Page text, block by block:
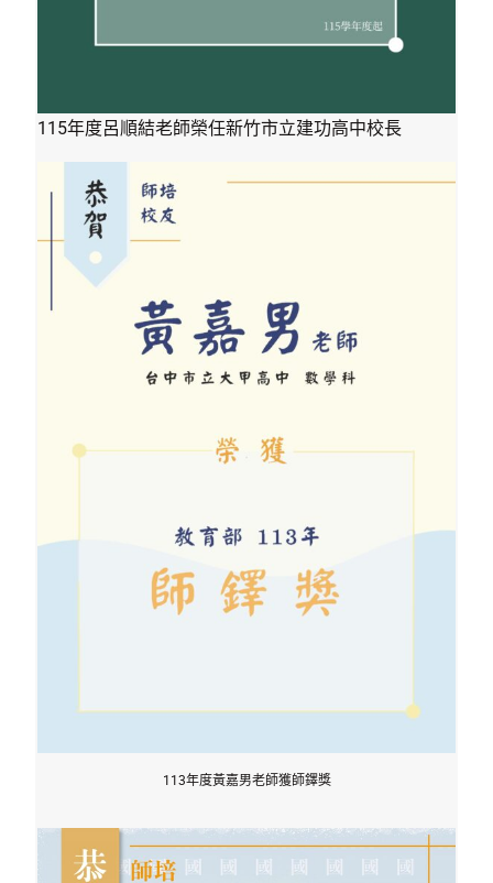
115年度呂順結老師榮任新竹市立建功高中校長
113年度黃嘉男老師獲師鐸獎